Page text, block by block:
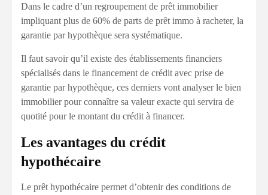
Dans le cadre d’un regroupement de prêt immobilier
impliquant plus de 60% de parts de prêt immo à racheter, la
garantie par hypothèque sera systématique.
Il faut savoir qu’il existe des établissements financiers
spécialisés dans le financement de crédit avec prise de
garantie par hypothèque, ces derniers vont analyser le bien
immobilier pour connaître sa valeur exacte qui servira de
quotité pour le montant du crédit à financer.
Les avantages du crédit
hypothécaire
Le prêt hypothécaire permet d’obtenir des conditions de